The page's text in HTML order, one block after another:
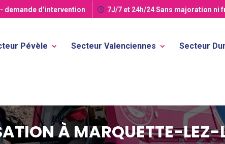
- demande d’intervention 7J/7 et 24h/24Sans majoration ni
Pévèle Secteur Valenciennes Secteur
À MARQUETTE-LEZ-